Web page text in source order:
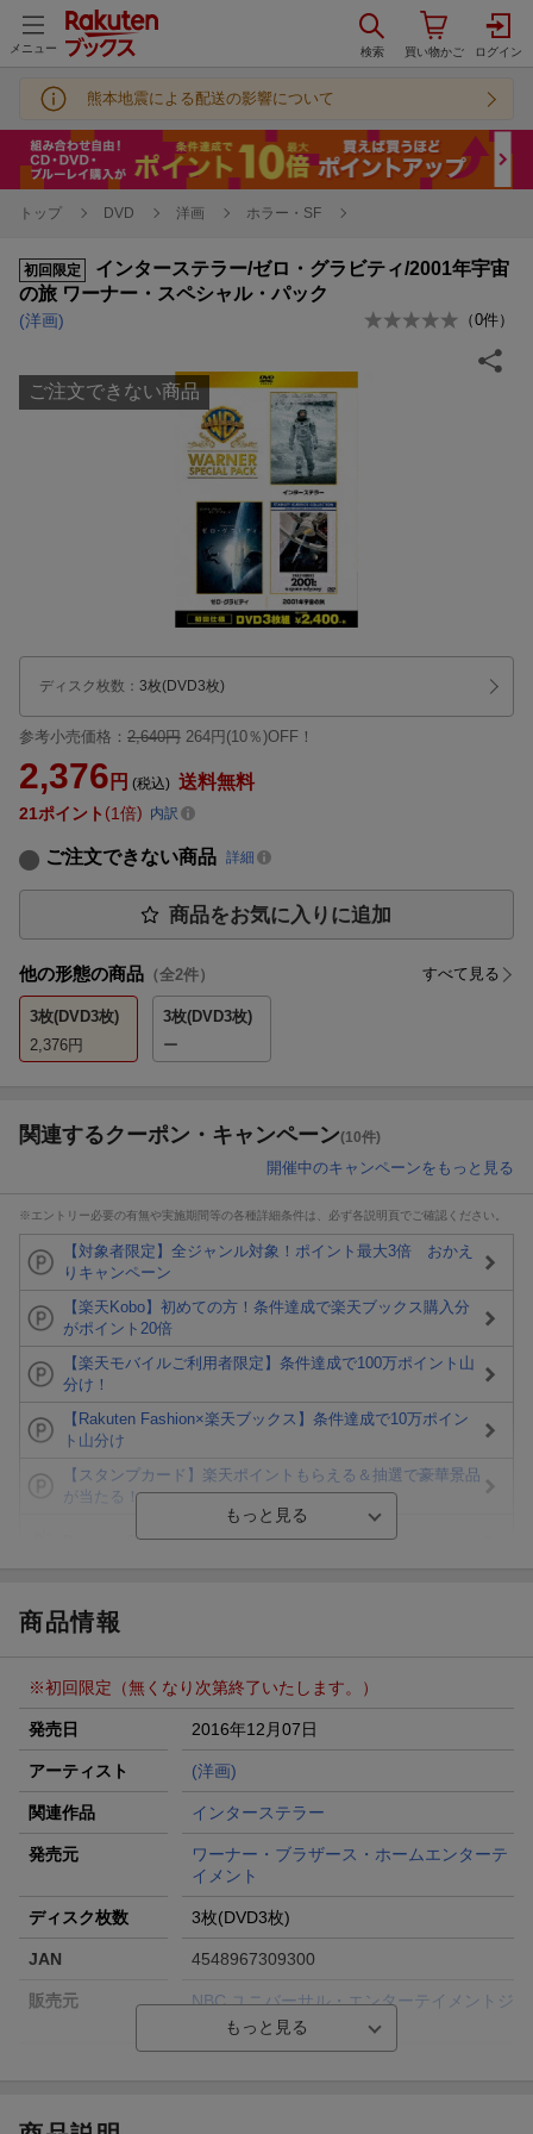
メニュー
熊本地震による配送の影響について
トップ DVD 洋画 ホラー・SF
初回限定
インターステラー/ゼロ・グラビティ/2001年宇宙
の旅 ワーナー・スペシャル・パック
(洋画) （0件）
ご注文できない商品
ディスク枚数 ： 3枚(DVD3枚)
参考小売価格： 2,640円 264円(10％)OFF！
2,376 円 (税込) 送料無料
21ポイント 1倍 内訳
ご注文できない商品 詳細
商品をお気に入りに追加
他の形態の商品 （全2件） すべて見る
3枚(DVD3枚)
2,376円
3枚(DVD3枚)
ー
関連するクーポン・キャンペーン(10件)
開催中のキャンペーンをもっと見る
※エントリー必要の有無や実施期間等の各種詳細条件は、必ず各説明頁でご確認ください。
【対象者限定】全ジャンル対象！ポイント最大3倍 おかえ
りキャンペーン
【楽天Kobo】初めての方！条件達成で楽天ブックス購入分
がポイント20倍
【楽天モバイルご利用者限定】条件達成で100万ポイント山
分け！
【Rakuten Fashion×楽天ブックス】条件達成で10万ポイン
ト山分け
【スタンプカード】楽天ポイントもらえる＆抽選で豪華景品
が当たる！
Blu-ray・DVDセール・お買い得情報
ラン）が当たる！
条件達成で楽天限定・宝塚歌劇 宙組貸切公演ペアチケット
が当たる
エントリー＆条件達成で『鬼滅の刃』オリジナルきんちゃく
袋が当たる！
商品情報
※初回限定（無くなり次第終了いたします。）
発売日 2016年12月07日
アーティスト (洋画)
関連作品 インターステラー
発売元
ワーナー・ブラザース・ホームエンターテ
イメント
ディスク枚数 3枚(DVD3枚)
JAN 4548967309300
販売元
NBC ユニバーサル・エンターテイメントジ
ャパン